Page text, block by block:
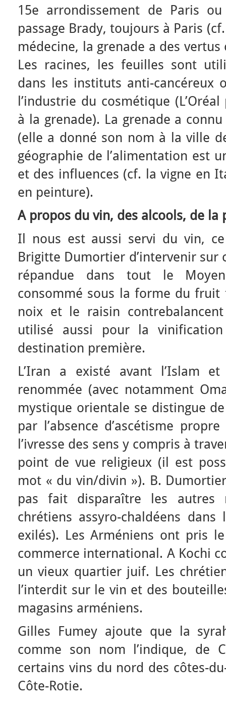
15e arrondissement de Paris
passage Brady, toujours à Paris
médecine, la grenade a des
Les racines, les feuilles sont
dans les instituts anti-cancéreux
l’industrie du cosmétique
à la grenade). La grenade a
(elle a donné son nom à la ville
géographie de l’alimentation est
et des influences (cf. la vigne en
en peinture).
A propos du vin, des alcools, de
Il nous est aussi servi du vin,
Brigitte Dumortier d’intervenir sur
répandue dans tout le
consommé sous la forme du
noix et le raisin
utilisé aussi pour la
destination première.
L’Iran a existé avant l’Islam
renommée (avec notamment
mystique orientale se distingue
par l’absence d’ascétisme
l’ivresse des sens y compris à
point de vue religieux (il est
mot « du vin/divin »). B.
pas fait disparaître les autres
chrétiens assyro-chaldéens
exilés). Les Arméniens ont pris
commerce international. A Kochi
un vieux quartier juif. Les
l’interdit sur le vin et des
magasins arméniens.
Gilles Fumey ajoute que la
comme son nom l’indique, de
certains vins du nord des côtes-
Côte-Rotie.